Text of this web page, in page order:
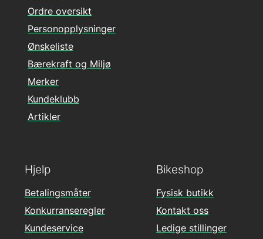
Hjelp
Betalingsmåter
Konkurranseregler
Kundeservice
Ordre oversikt
Personopplysninger
Ønskeliste
Bærekraft og Miljø
Merker
Kundeklubb
Artikler
Bikeshop
Fysisk butikk
Kontakt oss
Ledige stillinger